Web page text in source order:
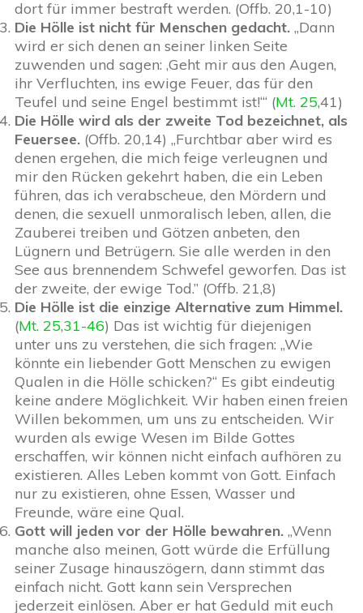
dort für immer bestraft werden. (Offb. 20,1-10)
Die Hölle ist nicht für Menschen gedacht. „Dann
wird er sich denen an seiner linken Seite
zuwenden und sagen: ‚Geht mir aus den Augen,
ihr Verfluchten, ins ewige Feuer, das für den
Teufel und seine Engel bestimmt ist!‘“ (Mt. 25,41)
Die Hölle wird als der zweite Tod bezeichnet, als
Feuersee. (Offb. 20,14) „Furchtbar aber wird es
denen ergehen, die mich feige verleugnen und
mir den Rücken gekehrt haben, die ein Leben
führen, das ich verabscheue, den Mördern und
denen, die sexuell unmoralisch leben, allen, die
Zauberei treiben und Götzen anbeten, den
Lügnern und Betrügern. Sie alle werden in den
See aus brennendem Schwefel geworfen. Das ist
der zweite, der ewige Tod.” (Offb. 21,8)
Die Hölle ist die einzige Alternative zum Himmel.
(Mt. 25,31-46) Das ist wichtig für diejenigen
unter uns zu verstehen, die sich fragen: „Wie
könnte ein liebender Gott Menschen zu ewigen
Qualen in die Hölle schicken?“ Es gibt eindeutig
keine andere Möglichkeit. Wir haben einen freien
Willen bekommen, um uns zu entscheiden. Wir
wurden als ewige Wesen im Bilde Gottes
erschaffen, wir können nicht einfach aufhören zu
existieren. Alles Leben kommt von Gott. Einfach
nur zu existieren, ohne Essen, Wasser und
Freunde, wäre eine Qual.
Gott will jeden vor der Hölle bewahren. „Wenn
manche also meinen, Gott würde die Erfüllung
seiner Zusage hinauszögern, dann stimmt das
einfach nicht. Gott kann sein Versprechen
jederzeit einlösen. Aber er hat Geduld mit euch